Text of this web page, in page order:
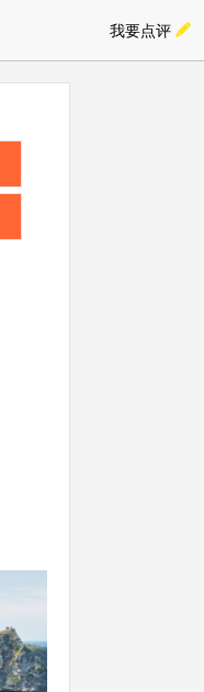
我要点评